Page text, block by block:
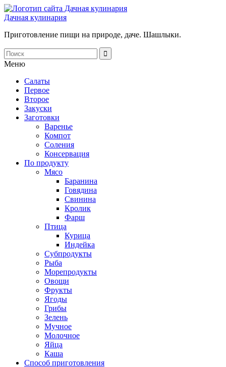
Дачная кулинария
Приготовление пищи на природе, даче. Шашлыки.
Меню
Салаты
Первое
Второе
Закуски
Заготовки
Варенье
Компот
Соления
Консервация
По продукту
Мясо
Баранина
Говядина
Свинина
Кролик
Фарш
Птица
Курица
Индейка
Субпродукты
Рыба
Морепродукты
Овощи
Фрукты
Ягоды
Грибы
Зелень
Мучное
Молочное
Яйца
Каша
Способ приготовления